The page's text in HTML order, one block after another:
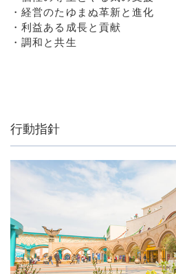
・経営のたゆまぬ革新と進化
・利益ある成長と貢献
・調和と共生
行動指針